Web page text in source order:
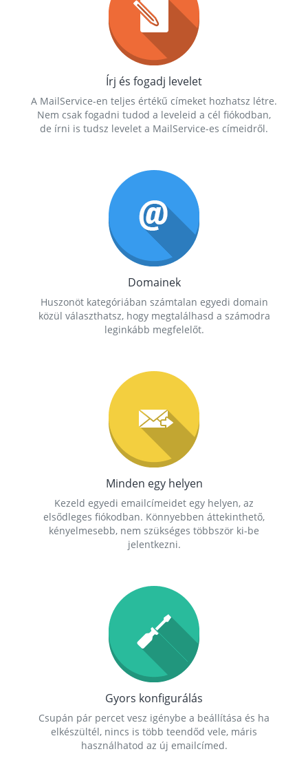
Írj és fogadj levelet
A MailService-en teljes értékű címeket hozhatsz létre.
Nem csak fogadni tudod a leveleid a cél fiókodban,
de írni is tudsz levelet a MailService-es címeidről.
Domainek
Huszonöt kategóriában számtalan egyedi domain
közül választhatsz, hogy megtalálhasd a számodra
leginkább megfelelőt.
Minden egy helyen
Kezeld egyedi emailcímeidet egy helyen, az
elsődleges fiókodban. Könnyebben áttekinthető,
kényelmesebb, nem szükséges többször ki-be
jelentkezni.
Gyors konfigurálás
Csupán pár percet vesz igénybe a beállítása és ha
elkészültél, nincs is több teendőd vele, máris
használhatod az új emailcímed.